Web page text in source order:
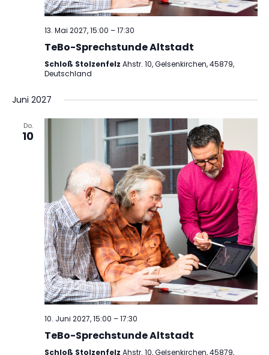
13. Mai 2027, 15:00 –17:30
TeBo-Sprechstunde Altstadt
Schloß Stolzenfelz Ahstr. 10, Gelsenkirchen, 45879,
Deutschland
Juni 2027
Do.
10
10. Juni 2027, 15:00 –17:30
TeBo-Sprechstunde Altstadt
Schloß Stolzenfelz Ahstr. 10, Gelsenkirchen, 45879,